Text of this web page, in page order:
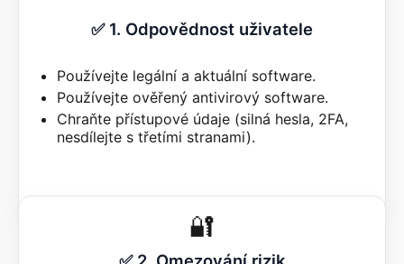
✅ 1. Odpovědnost uživatele
Používejte legální a aktuální software.
Používejte ověřený antivirový software.
Chraňte přístupové údaje (silná hesla, 2FA,
nesdílejte s třetími stranami).
🔐